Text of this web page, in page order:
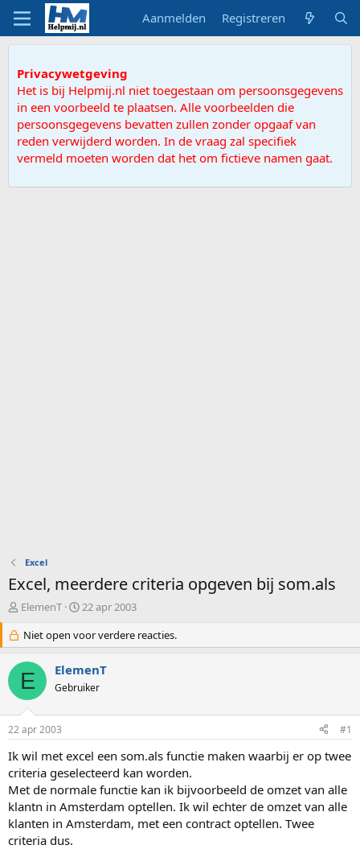
Aanmelden Registreren
Privacywetgeving
Het is bij Helpmij.nl niet toegestaan om persoonsgegevens
in een voorbeeld te plaatsen. Alle voorbeelden die
persoonsgegevens bevatten zullen zonder opgaaf van
reden verwijderd worden. In de vraag zal specifiek
vermeld moeten worden dat het om fictieve namen gaat.
Excel
Excel, meerdere criteria opgeven bij som.als
O
d
e
r
w
e
s
t
a
r
t
e
r
ElemenT
S
a
r
d
a
m
22 apr 2003
Niet open voor verdere reacties.
E ElemenT
Gebruiker
22 apr 2003 #1
Ik wil met excel een som.als functie maken waarbij er op twee
criteria geselecteerd kan worden.
Met de normale functie kan ik bijvoorbeeld de omzet van alle
klantn in Amsterdam optellen. Ik wil echter de omzet van alle
klanten in Amsterdam, met een contract optellen. Twee
criteria dus.